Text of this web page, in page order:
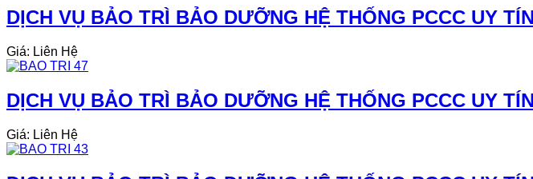
DỊCH VỤ BẢO TRÌ BẢO DƯỠNG HỆ THỐNG PCCC UY
Giá: Liên Hệ
DỊCH VỤ BẢO TRÌ BẢO DƯỠNG HỆ THỐNG PCCC UY
Giá: Liên Hệ